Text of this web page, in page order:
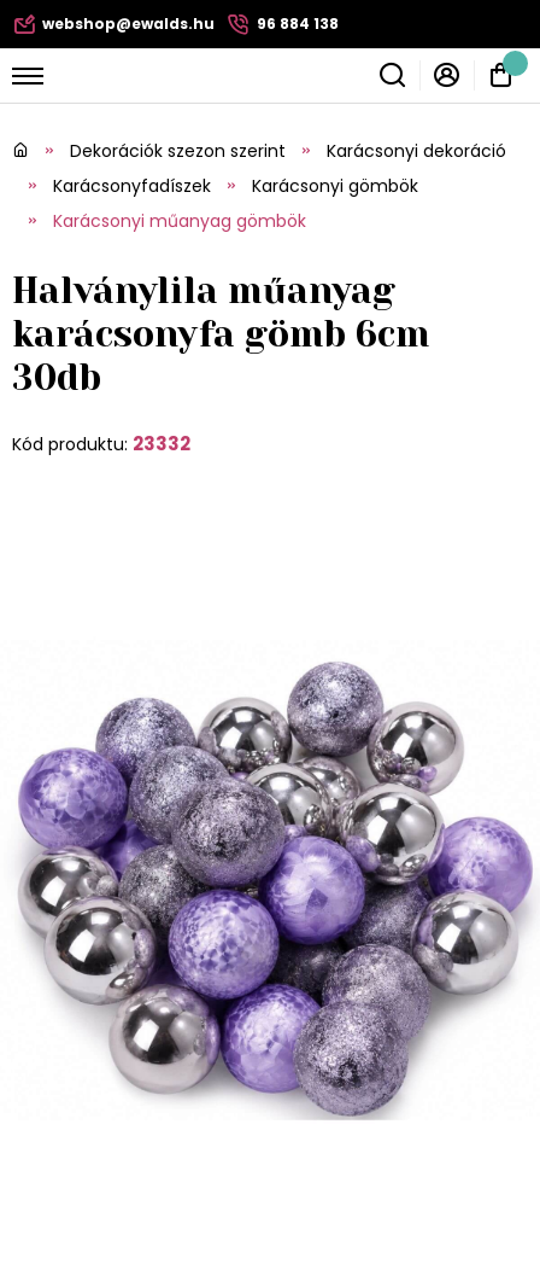
webshop@ewalds.hu 96 884 138
Dekorációk szezon szerint
Karácsonyi dekoráció
Karácsonyfadíszek
Karácsonyi gömbök
Karácsonyi műanyag gömbök
Halványlila műanyag
karácsonyfa gömb 6cm
30db
Kód produktu: 23332